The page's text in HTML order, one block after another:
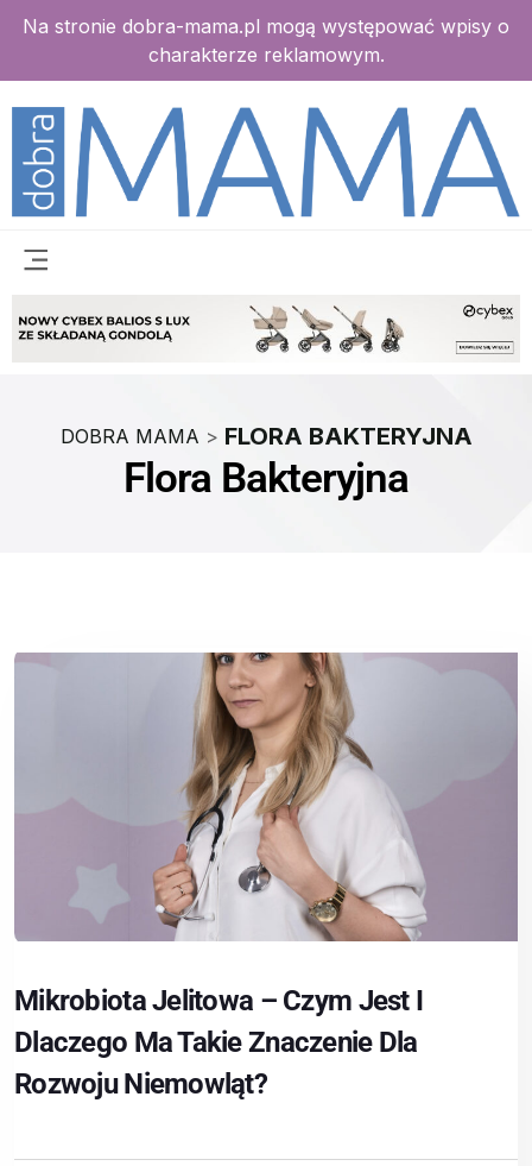
Na stronie dobra-mama.pl mogą występować wpisy o
charakterze reklamowym.
DOBRA MAMA > FLORA BAKTERYJNA
Flora Bakteryjna
Mikrobiota Jelitowa – Czym Jest I
Dlaczego Ma Takie Znaczenie Dla
Rozwoju Niemowląt?